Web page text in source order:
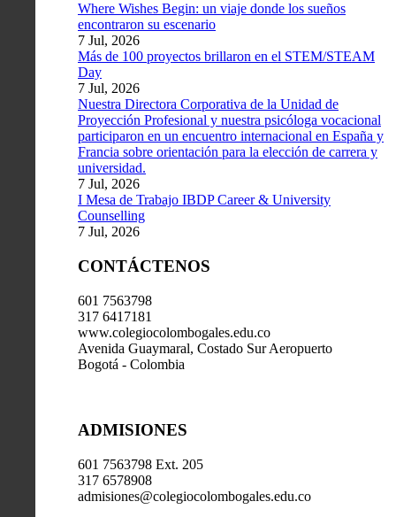
Where Wishes Begin: un viaje donde los sueños
encontraron su escenario
7 Jul, 2026
Más de 100 proyectos brillaron en el STEM/STEAM
Day
7 Jul, 2026
Nuestra Directora Corporativa de la Unidad de
Proyección Profesional y nuestra psicóloga vocacional
participaron en un encuentro internacional en España y
Francia sobre orientación para la elección de carrera y
universidad.
7 Jul, 2026
I Mesa de Trabajo IBDP Career & University
Counselling
7 Jul, 2026
CONTÁCTENOS
601 7563798
317 6417181
www.colegiocolombogales.edu.co
Avenida Guaymaral, Costado Sur Aeropuerto
Bogotá - Colombia
ADMISIONES
601 7563798 Ext. 205
317 6578908
admisiones@colegiocolombogales.edu.co